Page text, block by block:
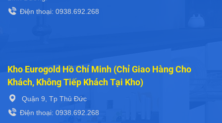
Điện thoại: 0938.692.268
Kho Eurogold Hồ Chí Minh (Chỉ Giao Hàng Cho
Khách, Không Tiếp Khách Tại Kho)
Quận 9, Tp Thủ Đức
Điện thoại: 0938.692.268